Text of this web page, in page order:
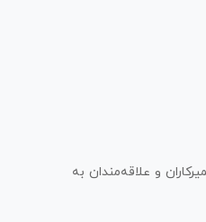
و علاقه‌مندان به